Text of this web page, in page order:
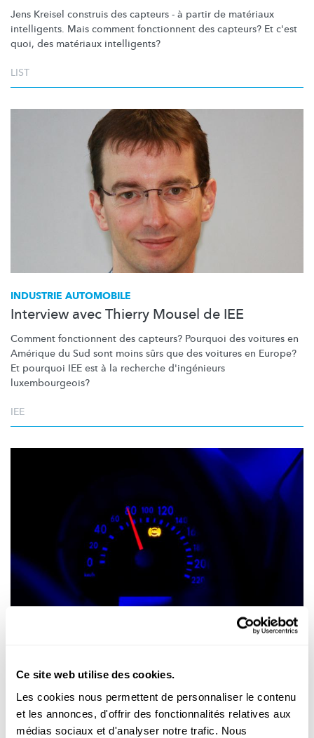
Ce site web utilise des cookies.
Les cookies nous permettent de personnaliser le contenu
et les annonces, d'offrir des fonctionnalités relatives aux
médias sociaux et d'analyser notre trafic. Nous
Jens Kreisel construis des capteurs - à partir de matériaux
intelligents. Mais comment fonctionnent des capteurs? Et c'est
quoi, des matériaux intelligents?
LIST
INDUSTRIE AUTOMOBILE
Interview avec Thierry Mousel de IEE
Comment fonctionnent des capteurs? Pourquoi des voitures en
Amérique du Sud sont moins sûrs que des voitures en Europe?
Et pourquoi IEE est à la recherche d'ingénieurs
luxembourgeois?
IEE
Antiblockéiersystemer?
Wisou hëlleft Mathematik beim Bremsen?
FNR